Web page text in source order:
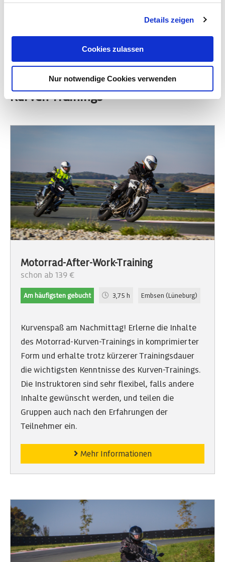
Mit COOKIES ZULASSEN willigen Sie zugleich auch in
Diese Drittländer weisen ggf. kein mit der EU
vergleichbares Datenschutzniveau auf. Hierbei kann
Behörden erfasst und verarbeitet sowie Ihre
Betroffenenrechte nicht durchgesetzt werden könnten.
Details zeigen
Cookies zulassen
Nur notwendige Cookies verwenden
Mehr Informationen
Kurven-Trainings
Motorrad-After-Work-Training
schon ab 139 €
Am häufigsten gebucht 3,75 h Embsen (Lüneburg)
Kurvenspaß am Nachmittag! Erlerne die Inhalte
des Motorrad-Kurven-Trainings in komprimierter
Form und erhalte trotz kürzerer Trainingsdauer
die wichtigsten Kenntnisse des Kurven-Trainings.
Die Instruktoren sind sehr flexibel, falls andere
Inhalte gewünscht werden, und teilen die
Gruppen auch nach den Erfahrungen der
Teilnehmer ein.
Mehr Informationen